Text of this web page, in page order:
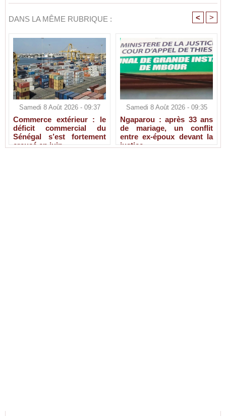
DANS LA MÊME RUBRIQUE : < >
Samedi 8 Août 2026 - 09:37
Commerce extérieur : le
déficit commercial du
Sénégal s’est fortement
creusé en juin
Samedi 8 Août 2026 - 09:35
Ngaparou : après 33 ans
de mariage, un conflit
entre ex-époux devant la
justice